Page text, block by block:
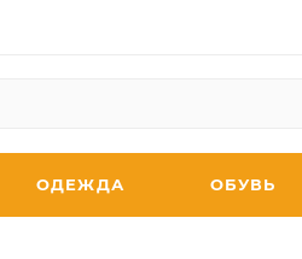
ОДЕЖДА ОБУВЬ